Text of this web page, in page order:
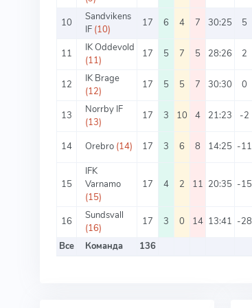
10
Sandvikens
IF (10)
17 6 4 7 30:25 5
11
IK Oddevold
(11)
17 5 7 5 28:26 2
12
IK Brage
(12)
17 5 5 7 30:30 0
13
Norrby IF
(13)
17 3 10 4 21:23 -2
14
Orebro (14) 17 3 6 8 14:25 -11
15
IFK
Varnamo
(15)
17 4 2 11 20:35 -15
16
Sundsvall
(16)
17 3 0 14 13:41 -28
Все
Команда 136